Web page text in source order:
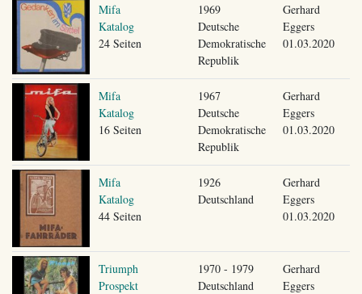
Mifa
Katalog
24 Seiten
1969
Deutsche
Demokratische
Republik
Gerhard
Eggers
01.03.2020
Mifa
Katalog
16 Seiten
1967
Deutsche
Demokratische
Republik
Gerhard
Eggers
01.03.2020
Mifa
Katalog
44 Seiten
1926
Deutschland
Gerhard
Eggers
01.03.2020
Triumph
Prospekt
1970 - 1979
Deutschland
Gerhard
Eggers